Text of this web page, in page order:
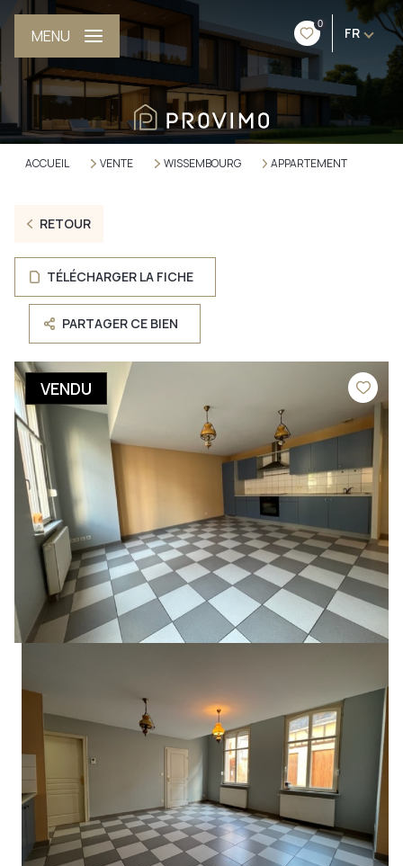
0
FR
MENU
ACCUEIL VENTE WISSEMBOURG APPARTEMENT
RETOUR
TÉLÉCHARGER LA FICHE
PARTAGER CE BIEN
VENDU